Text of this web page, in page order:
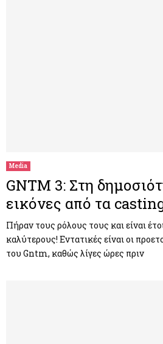
Media
GNTM 3: Στη
εικόνες από τα
Πήραν τους ρόλους τους και είναι
καλύτερους! Εντατικές είναι οι
του Gntm, καθώς λίγες ώρες πριν